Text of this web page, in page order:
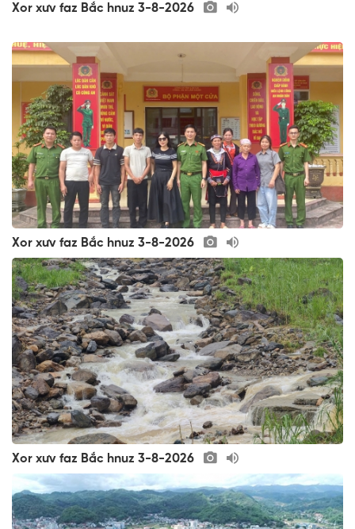
Xor xưv faz Bắc hnuz 3-8-2026
Xor xưv faz Bắc hnuz 3-8-2026
Xor xưv faz Bắc hnuz 3-8-2026